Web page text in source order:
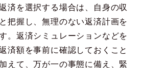
済を選択する場合は、自身の収
把握し、無理のない返済計画を
。返済シミュレーションなどを
済額を事前に確認しておくこと
えて、万が一の事態に備え、緊